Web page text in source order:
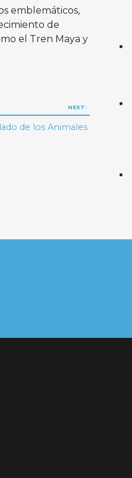
emblemáticos,
de
el Tren Maya y
NEXT:
de los Animales